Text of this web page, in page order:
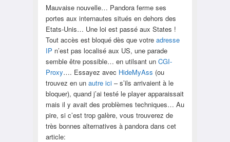
Mauvaise nouvelle… Pandora ferme ses
portes aux internautes situés en dehors des
Etats-Unis… Une loi est passé aux States !
Tout accès est bloqué dès que votre adresse
IP n’est pas localisé aux US, une parade
semble être possible… en utilsant un CGI-
Proxy…. Essayez avec HideMyAss (ou
trouvez en un autre ici– s’ils arrivaient à le
bloquer), quand j’ai testé le player apparaissait
mais il y avait des problèmes techniques… Au
pire, si c’est trop galère, vous trouverez de
très bonnes alternatives à pandora dans cet
article: